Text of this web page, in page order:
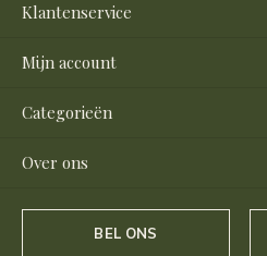
Klantenservice
Mijn account
Categorieën
Over ons
BEL ONS